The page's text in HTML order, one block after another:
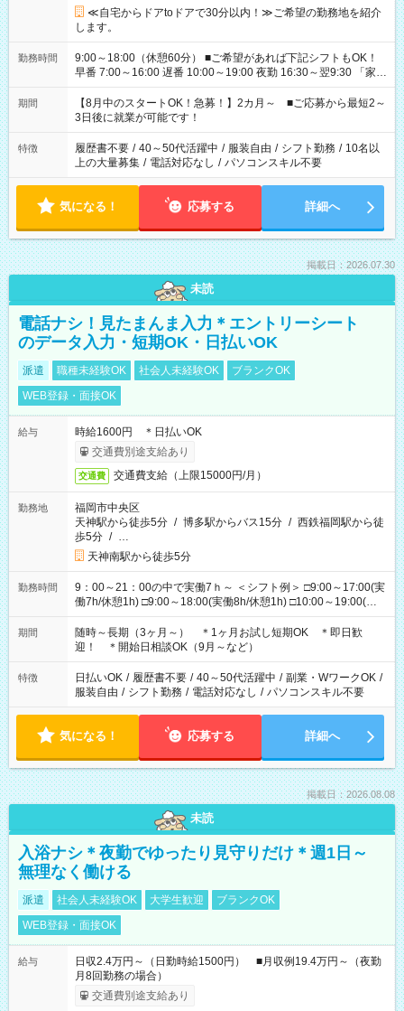
≪自宅からドアtoドアで30分以内！≫ご希望の勤務地を紹介
します。
勤務時間
9:00～18:00（休憩60分） ■ご希望があれば下記シフトもOK！
早番 7:00～16:00 遅番 10:00～19:00 夜勤 16:30～翌9:30 「家族
と休みを合わせたい」 「余裕を持って夕飯の準備がしたい」
「できれば残業はしたくない」 など、ご希望を教えてください
ね。 ※Wワーク希望の方へ 今ご覧のお仕事で希望する勤務時間
と、もう1つのお仕事の勤務時間。 合計で週40時間を超える場
合は応募できません。
期間
【8月中のスタートOK！急募！】2カ月～ ■ご応募から最短2～
3日後に就業が可能です！
特徴 履歴書不要 / 40～50代活躍中 / 服装自由 / シフト勤務 / 10名以
上の大量募集 / 電話対応なし / パソコンスキル不要
気になる！ 応募する 詳細へ
掲載日：2026.07.30
未読
電話ナシ！見たまんま入力＊エントリーシート
のデータ入力・短期OK・日払いOK
派遣 職種未経験OK 社会人未経験OK
ブランクOK
WEB登録・面接OK
給与
時給1600円 ＊日払いOK
交通費別途支給あり
交通費 交通費支給（上限15000円/月）
勤務地
福岡市中央区
天神駅から徒歩5分 / 博多駅からバス15分 / 西鉄福岡駅から徒
歩5分 / …
天神南駅から徒歩5分
勤務時間
9：00～21：00の中で実働7ｈ～ ＜シフト例＞ □9:00～17:00(実
働7h/休憩1h) □9:00～18:00(実働8h/休憩1h) □10:00～19:00(実
働8h/休憩1h) □11:00～20:00(実働8h/休憩1h) □12:00～20:00(実
働7h/休憩1h) □12:00～21:00(実働7h/休憩1h) ＊固定OK ＊選べ
る時間帯！
期間
随時～長期（3ヶ月～） ＊1ヶ月お試し短期OK ＊即日歓
迎！ ＊開始日相談OK（9月～など）
特徴 日払いOK / 履歴書不要 / 40～50代活躍中 / 副業・WワークOK /
服装自由 / シフト勤務 / 電話対応なし / パソコンスキル不要
気になる！ 応募する 詳細へ
掲載日：2026.08.08
未読
入浴ナシ＊夜勤でゆったり見守りだけ＊週1日～
無理なく働ける
派遣 社会人未経験OK 大学生歓迎
ブランクOK
WEB登録・面接OK
給与
日収2.4万円～（日勤時給1500円） ■月収例19.4万円～（夜勤
月8回勤務の場合）
交通費別途支給あり